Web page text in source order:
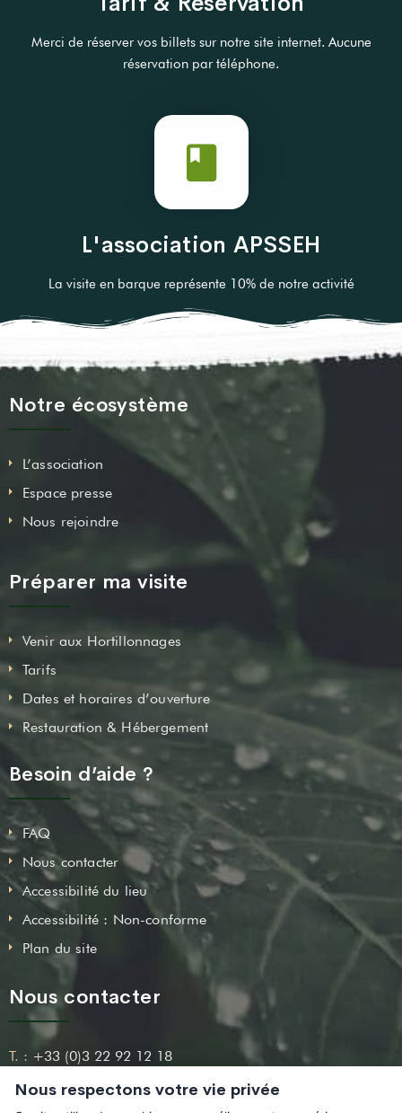
Merci de réserver vos billets sur notre site internet. Aucune
réservation par téléphone.
L'association APSSEH
La visite en barque représente 10% de notre activité
Notre écosystème
L’association
Espace presse
Nous rejoindre
Préparer ma visite
Venir aux Hortillonnages
Tarifs
Dates et horaires d’ouverture
Restauration & Hébergement
Besoin d’aide ?
FAQ
Nous contacter
Accessibilité du lieu
Accessibilité : Non-conforme
Plan du site
Nous contacter
T. : +33 (0)3 22 92 12 18
Email : contact@leshortillonnages.fr
Nous respectons votre vie privée